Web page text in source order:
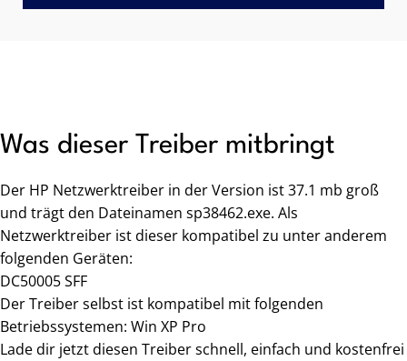
Was dieser Treiber mitbringt
Der HP Netzwerktreiber in der Version ist 37.1 mb groß
und trägt den Dateinamen sp38462.exe. Als
Netzwerktreiber ist dieser kompatibel zu unter anderem
folgenden Geräten:
DC50005 SFF
Der Treiber selbst ist kompatibel mit folgenden
Betriebssystemen: Win XP Pro
Lade dir jetzt diesen Treiber schnell, einfach und kostenfrei